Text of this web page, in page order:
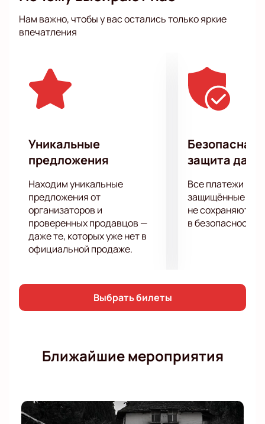
идеально подходит для проведения мероприятий
подобного рода, обеспечивая комфорт и отличное
Не упустите возможность посетить Stand Up
Алексея Квашонкина в Woody Bar.
Купить билеты
на нашем сайте можно уже сейчас. Это
мероприятие обещает стать ярким событием,
Нам важно, чтобы у вас остались только яркие
впечатления
Уникальные
предложения
Находим уникальные
предложения от
организаторов и
проверенных продавцов —
даже те, которых уже нет в
официальной продаже.
Безопасная
защита
Все платежи
защищённые
не сохраняются
в безопасности.
Выбрать билеты
Ближайшие мероприятия